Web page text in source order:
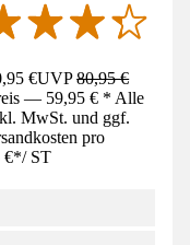
€UVP80,95 €
— 59,95 € * Alle
MwSt. und ggf.
pro
€*/ ST